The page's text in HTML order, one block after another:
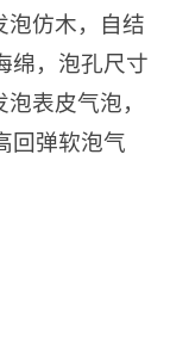
泡仿木，自结
绵，泡孔尺寸
表皮气泡，
回弹软泡气